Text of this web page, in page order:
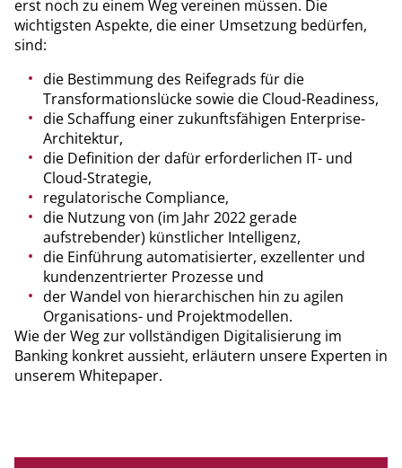
erst noch zu einem Weg vereinen müssen. Die
wichtigsten Aspekte, die einer Umsetzung bedürfen,
sind:
die Bestimmung des Reifegrads für die
Transformationslücke sowie die Cloud-Readiness,
die Schaffung einer zukunftsfähigen Enterprise-
Architektur,
die Definition der dafür erforderlichen IT- und
Cloud-Strategie,
regulatorische Compliance,
die Nutzung von (im Jahr 2022 gerade
aufstrebender) künstlicher Intelligenz,
die Einführung automatisierter, exzellenter und
kundenzentrierter Prozesse und
der Wandel von hierarchischen hin zu agilen
Organisations- und Projektmodellen.
Wie der Weg zur vollständigen Digitalisierung im
Banking konkret aussieht, erläutern unsere Experten in
unserem Whitepaper.